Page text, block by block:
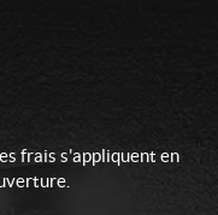
frais s'appliquent en